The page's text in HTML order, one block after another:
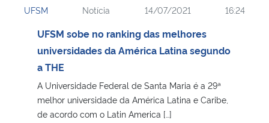
Ministério da Cidadania
Ministério de Minas e Energia
Ministério da Ciência, Tecnologia, Inovações e Comunicações
UFSM Notícia 14/07/2021 16:24
UFSM sobe no ranking das melhores
universidades da América Latina segundo
a THE
A Universidade Federal de Santa Maria é a 29ª
melhor universidade da América Latina e Caribe,
de acordo com o Latin America […]